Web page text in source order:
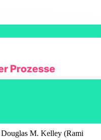
Prozesse
Douglas M. Kelley (Rami